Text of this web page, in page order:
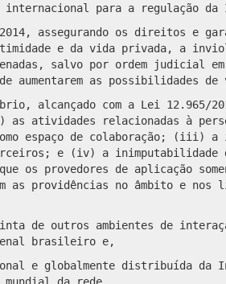
internacional para a regulação
assegurando os direitos e
e da vida privada, a
salvo por ordem judicial
aumentarem as possibilidades
alcançado com a Lei 12.965/
as atividades relacionadas à
espaço de colaboração; (iii) a
e (iv) a inimputabilidade
os provedores de aplicação
as providências no âmbito e
de outros ambientes de
brasileiro e,
e globalmente distribuída
mundial da rede.